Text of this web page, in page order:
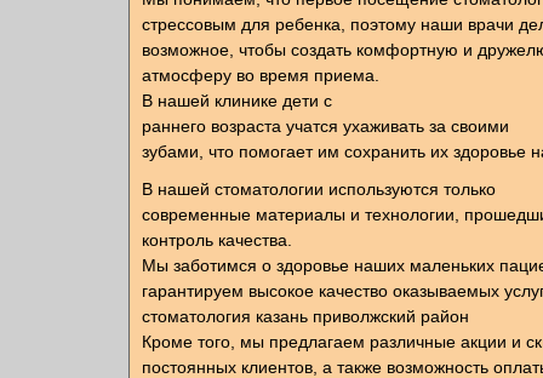
стрессовым для ребенка, поэтому наши врачи
возможное, чтобы создать комфортную и
атмосферу во время приема.
В нашей клинике дети с
раннего возраста учатся ухаживать за своими
зубами, что помогает им сохранить их здоровье
В нашей стоматологии используются только
современные материалы и технологии,
контроль качества.
Мы заботимся о здоровье наших маленьких
гарантируем высокое качество оказываемых
стоматология казань приволжский район
Кроме того, мы предлагаем различные акции и
постоянных клиентов, а также возможность